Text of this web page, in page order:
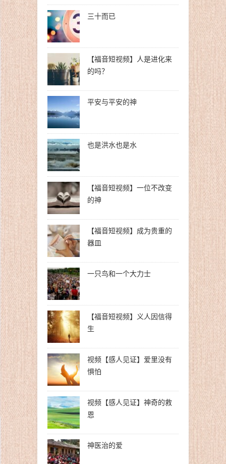
三十而已
【福音短视频】人是进化来
的吗？
平安与平安的神
也是洪水也是水
【福音短视频】一位不改变
的神
【福音短视频】成为贵重的
器皿
一只鸟和一个大力士
【福音短视频】义人因信得
生
视频【感人见证】爱里没有
惧怕
视频【感人见证】神奇的救
恩
神医治的爱